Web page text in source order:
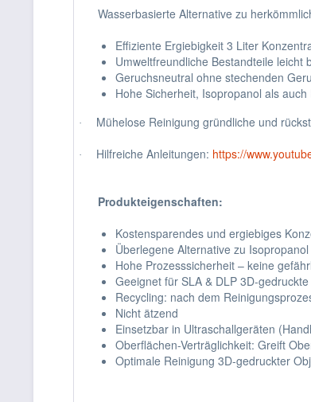
Wasserbasierte Alternative zu
Effiziente Ergiebigkeit 3 Liter
Umweltfreundliche Bestandteile leicht
Geruchsneutral ohne stechenden
Hohe Sicherheit, Isopropanol als
· Mühelose Reinigung gründliche und
· Hilfreiche Anleitungen: https://
Produkteigenschaften:
Kostensparendes und ergiebiges
Überlegene Alternative zu
Hohe Prozesssicherheit – keine
Geeignet für SLA & DLP 3D-
Recycling: nach dem
Nicht ätzend
Einsetzbar in Ultraschallgeräten
Oberflächen-Verträglichkeit: Greift
Optimale Reinigung 3D-gedruckter